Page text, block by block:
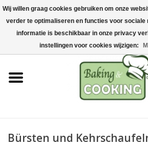
Startseite
Koch-&Backutensilien
Maschinen & Teile
Edelstahl
Bürsten und
Wij willen graag cookies gebruiken om onze
verder te optimaliseren en functies voor sociale
informatie is beschikbaar in onze privacy
instellingen voor cookies wijzigen: